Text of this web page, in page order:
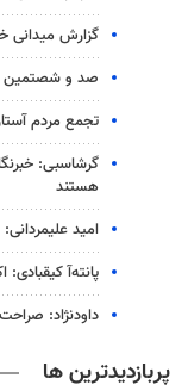
گزارش میدانی
صد و شصتمین
تجمع مردم
گرشاسبی:
هستند
امید
پانته‌آ کیقبادی:
داودنژاد:
پربازدیدترین ها